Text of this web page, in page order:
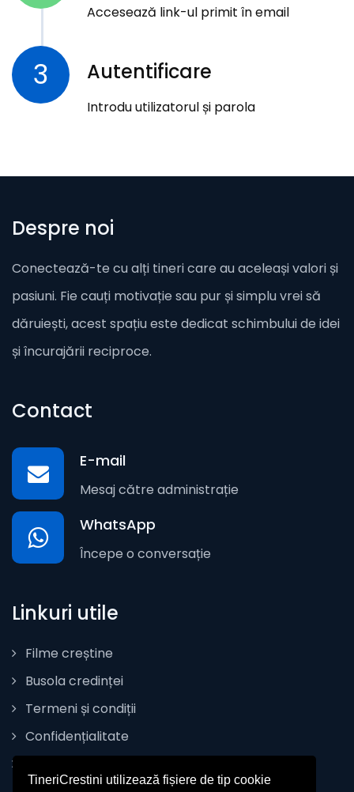
TineriCrestini utilizează fișiere de tip cookie
Accesează link-ul primit în email
3 Autentificare
Introdu utilizatorul și parola
Despre noi
Conectează-te cu alți tineri care au aceleași valori și
pasiuni. Fie cauți motivație sau pur și simplu vrei să
dăruiești, acest spațiu este dedicat schimbului de idei
și încurajării reciproce.
Contact
E-mail
Mesaj către administrație
WhatsApp
Începe o conversație
Linkuri utile
Filme creștine
Busola credinței
Termeni și condiții
Confidențialitate